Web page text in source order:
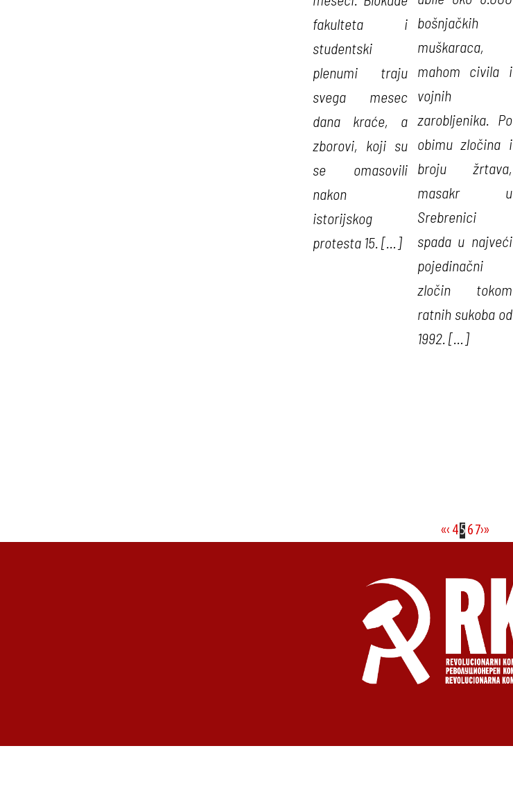
fakulteta i
studentski
plenumi traju
svega mesec
dana kraće, a
zborovi, koji su
se omasovili
nakon
istorijskog
protesta 15. […]
bošnjačkih
muškaraca,
mahom civila i
vojnih
zarobljenika. Po
obimu zločina i
broju žrtava,
masakr u
Srebrenici
spada u najveći
pojedinačni
zločin tokom
ratnih sukoba od
1992. […]
«‹ 4567›»